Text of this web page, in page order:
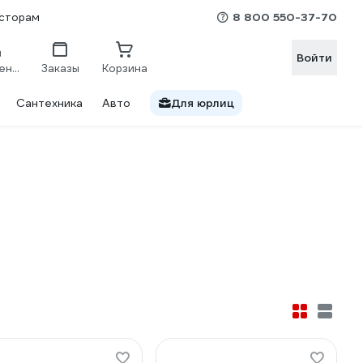
8 800 550-37-70
Сравнение Заказы Корзина
Войти
Сантехника Авто Для юрлиц